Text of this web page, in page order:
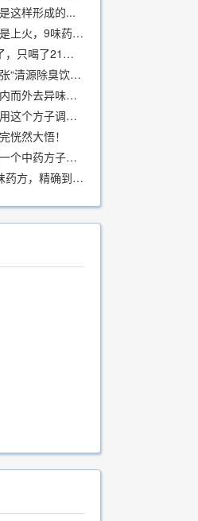
这样形成的...
老中医直言：口臭不是上火，9味药食同源方，21天根除不反复
1个方子，口臭全好了，只喝了21天！
从根源斩断口臭！这张“清源除臭饮”方子，我用了几十年，效果真不错
女性口臭调理方，由内而外去异味，女性体质专用！
口臭的根源找到了，用这个方子调理，21天口吐芬芳！
恍然大悟！
胃火旺口臭，猛喝这一个中药方子就好了！
口臭的克星来了！9味药方，精确到克、药食同源、安全有效，速看！